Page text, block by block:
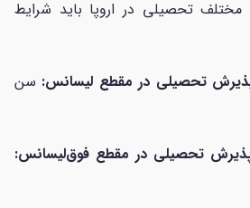
تحصیلی در اروپا باید شرایط
تحصیلی در مقطع لیسانس: سن
تحصیلی در مقطع فوق‌لیسانس: